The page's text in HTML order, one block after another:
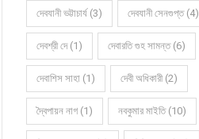
দেবযানী ভট্টাচার্য (3) দেবযানী সেনগুপ্ত (4)
দেবশ্রী দে (1) দেবারতি গুহ সামন্ত (6)
দেবাশিস সাহা (1) দেবী অধিকারী (2)
দ্বৈপায়ন নাগ (1) নবকুমার মাইতি (10)